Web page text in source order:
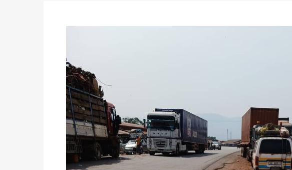
Politique-Candidats : désignez vos représentants aux CACV
du 16 au 31 mai 2026
Politique
avant le 16 mai 2026 à 16h
Politique-Proclamation des résultats globaux provisoires et des
statistiques des législatives et communales : ce 4 juin à 18h